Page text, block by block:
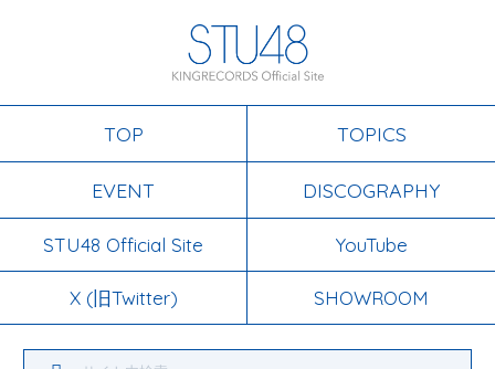
TOP TOPICS
EVENT DISCOGRAPHY
STU48 Official Site YouTube
X (旧Twitter) SHOWROOM